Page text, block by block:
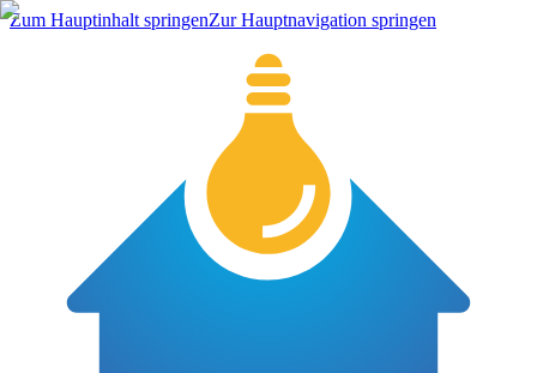
Zum Hauptinhalt springenZur Hauptnavigation springen